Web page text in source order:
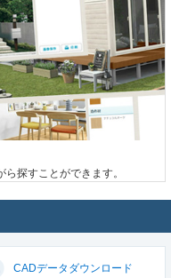
探すことができます。
CADデータ ダウンロード